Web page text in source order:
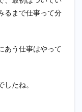
るまで仕事って分
あう仕事はやって
たね。